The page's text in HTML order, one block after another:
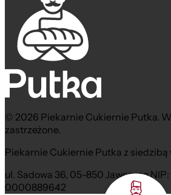
© 2026 Piekarnie Cukiernie Putka.
zastrzeżone.
Piekarnie Cukiernie Putka z siedzibą
ul. Sadowa 36, 05-850 Jawczyce
0000889642